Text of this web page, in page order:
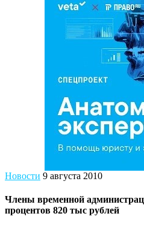
Новости 9 августа 2010
Члены временной
процентов 820 тыс рублей